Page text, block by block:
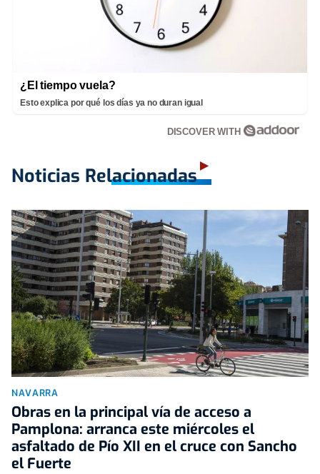
¿El tiempo vuela?
Esto explica por qué los días ya no duran igual
DISCOVER WITH
Noticias Relacionadas
NAVARRA
Obras en la principal vía de acceso a
Pamplona: arranca este miércoles el
asfaltado de Pío XII en el cruce con Sancho
el Fuerte